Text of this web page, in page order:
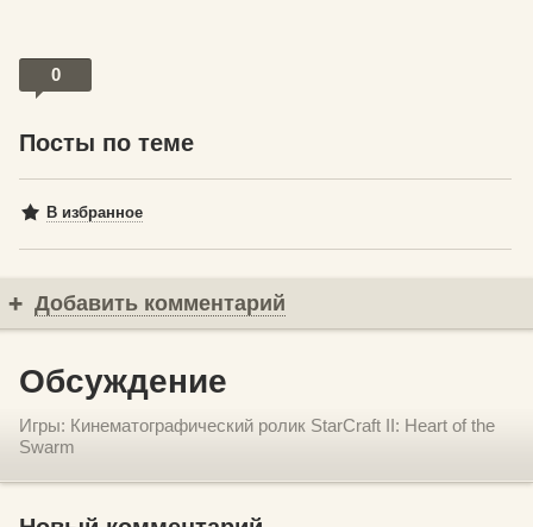
0
Посты по теме
В избранное
Добавить комментарий
Обсуждение
Игры: Кинематографический ролик StarCraft II: Heart of the
Swarm